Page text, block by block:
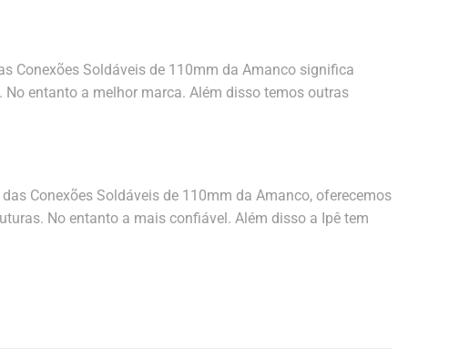
Conexões Soldáveis de 110mm da Amanco significa
entanto a melhor marca. Além disso temos outras
Conexões Soldáveis de 110mm da Amanco, oferecemos
No entanto a mais confiável. Além disso a Ipê tem